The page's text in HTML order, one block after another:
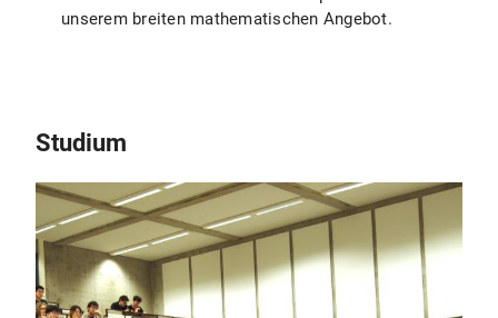
unserem breiten mathematischen Angebot.
Studium